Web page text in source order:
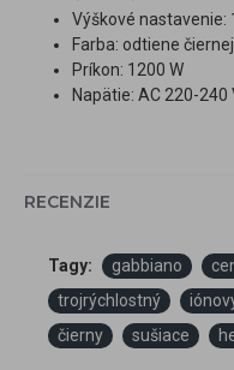
Výškové nastavenie:
Farba: odtiene čiernej
Príkon: 1200 W
Napätie: AC 220-240
RECENZIE
Tagy: gabbiano
trojrýchlostný
čierny
sušiace